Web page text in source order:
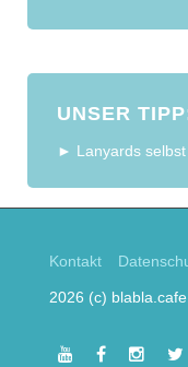
UNSER
► Lanyards selbst
2026 (c)
Kontakt